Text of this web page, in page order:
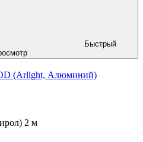
Быстрый
(Arlight, Алюминий)
2 м